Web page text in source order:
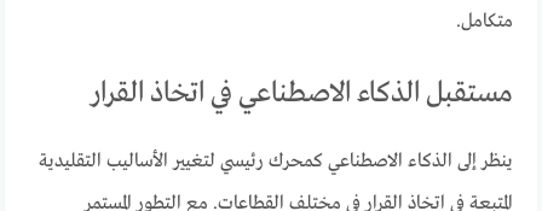
متكامل.
مستقبل الذكاء الاصطناعي في اتخاذ القرار
ينظر إلى الذكاء الاصطناعي كمحرك رئيسي لتغيير الأساليب التقليدية
المتبعة في اتخاذ القرار في مختلف القطاعات. مع التطور المستمر